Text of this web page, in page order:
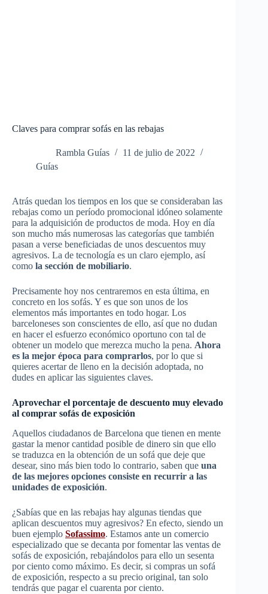
Claves para comprar sofás en las rebajas
Rambla Guías
11 de julio de 2022
Guías
Atrás quedan los tiempos en los que se consideraban las
rebajas como un período promocional idóneo solamente
para la adquisición de productos de moda. Hoy en día
son mucho más numerosas las categorías que también
pasan a verse beneficiadas de unos descuentos muy
agresivos. La de tecnología es un claro ejemplo, así
como la sección de mobiliario.
Precisamente hoy nos centraremos en esta última, en
concreto en los sofás. Y es que son unos de los
elementos más importantes en todo hogar. Los
barceloneses son conscientes de ello, así que no dudan
en hacer el esfuerzo económico oportuno con tal de
obtener un modelo que merezca mucho la pena. Ahora
es la mejor época para comprarlos, por lo que si
quieres acertar de lleno en la decisión adoptada, no
dudes en aplicar las siguientes claves.
Aprovechar el porcentaje de descuento muy elevado
al comprar sofás de exposición
Aquellos ciudadanos de Barcelona que tienen en mente
gastar la menor cantidad posible de dinero sin que ello
se traduzca en la obtención de un sofá que deje que
desear, sino más bien todo lo contrario, saben que una
de las mejores opciones consiste en recurrir a las
unidades de exposición.
¿Sabías que en las rebajas hay algunas tiendas que
aplican descuentos muy agresivos? En efecto, siendo un
buen ejemplo Sofassimo. Estamos ante un comercio
especializado que se decanta por fomentar las ventas de
sofás de exposición, rebajándolos para ello un sesenta
por ciento como máximo. Es decir, si compras un sofá
de exposición, respecto a su precio original, tan solo
tendrás que pagar el cuarenta por ciento.